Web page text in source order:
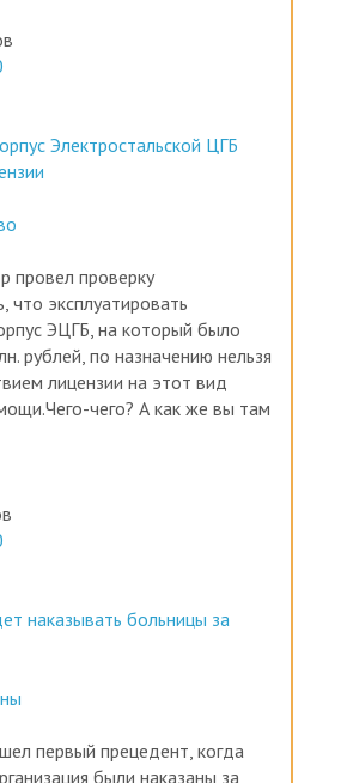
Электростальской ЦГБ
провел проверку
что эксплуатировать
ЭЦГБ, на который было
рублей, по назначению нельзя
лицензии на этот вид
чего? А как же вы там
наказывать больницы за
первый прецедент, когда
были наказаны за